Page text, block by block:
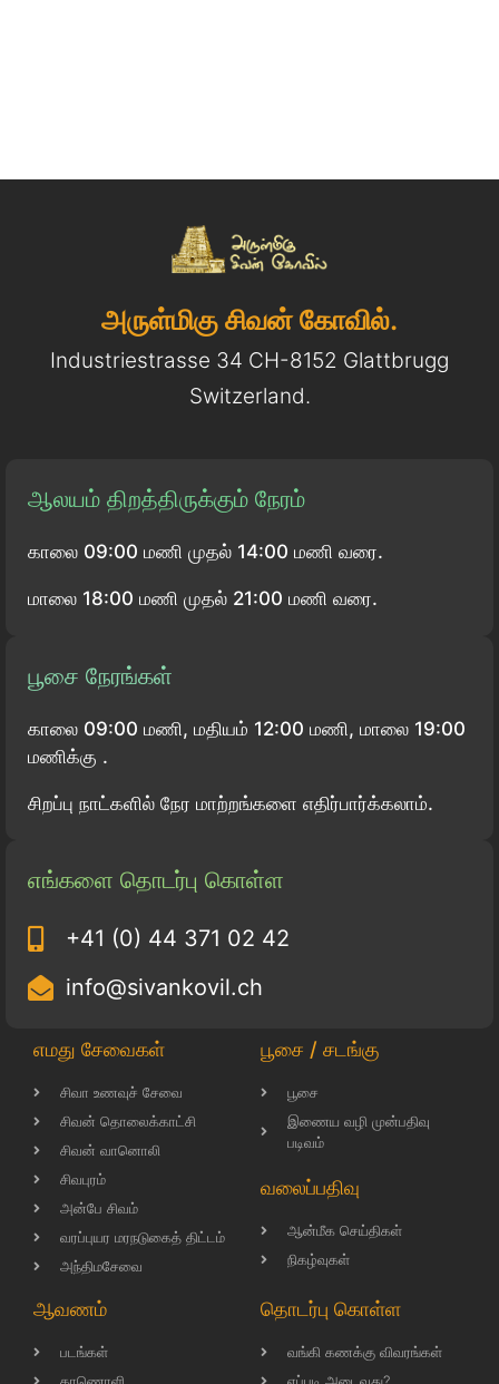
அருள்மிகு சிவன் கோவில்.
Industriestrasse 34 CH-8152 Glattbrugg
Switzerland.
ஆலயம் திறத்திருக்கும் நேரம்
காலை 09:00 மணி முதல் 14:00 மணி வரை.
மாலை 18:00 மணி முதல் 21:00 மணி வரை.
பூசை நேரங்கள்
காலை 09:00 மணி, மதியம் 12:00 மணி, மாலை 19:00
மணிக்கு .
சிறப்பு நாட்களில் நேர மாற்றங்களை எதிர்பார்க்கலாம்.
எங்களை தொடர்பு கொள்ள
+41 (0) 44 371 02 42
info@sivankovil.ch
எமது சேவைகள்
சிவா உணவுச் சேவை
சிவன் தொலைக்காட்சி
சிவன் வானொலி
சிவபுரம்
அன்பே சிவம்
வரப்புயர மரநடுகைத் திட்டம்
அந்திமசேவை
பூசை / சடங்கு
பூசை
இணைய வழி முன்பதிவு
படிவம்
வலைப்பதிவு
ஆன்மீக செய்திகள்
நிகழ்வுகள்
ஆவணம்
படங்கள்
தொடர்பு கொள்ள
வங்கி கணக்கு விவரங்கள்